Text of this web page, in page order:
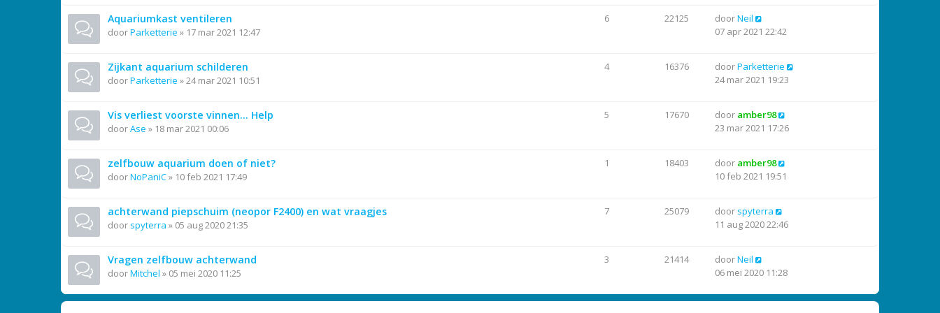
Aquariumkast ventileren
doorParketterie » 17 mar 2021 12:47
6 22125 doorNeil
07 apr 2021 22:42
Zijkant aquarium schilderen
doorParketterie »24 mar 2021 10:51
4 16376 doorParketterie
24 mar 2021 19:23
Vis verliest voorste vinnen... Help
doorAse » 18 mar 2021 00:06
5 17670 door amber98
23 mar 2021 17:26
zelfbouw aquarium doen of niet?
doorNoPaniC» 10 feb 2021 17:49
1 18403 door amber98
10 feb 2021 19:51
achterwand piepschuim (neopor F2400) en wat vraagjes
door spyterra » 05 aug 2020 21:35
7 25079 door spyterra
11 aug 2020 22:46
Vragen zelfbouw achterwand
doorMitchel » 05 mei 2020 11:25
3 21414 doorNeil
06 mei 2020 11:28